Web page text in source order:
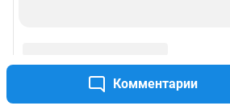
Комментарии